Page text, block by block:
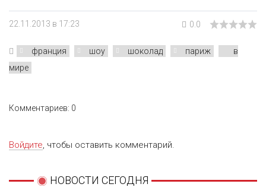
22.11.2013 в 17:23 0.0
франция шоу шоколад париж
в
мире
Комментариев: 0
Войдите, чтобы оставить комментарий.
НОВОСТИ СЕГОДНЯ